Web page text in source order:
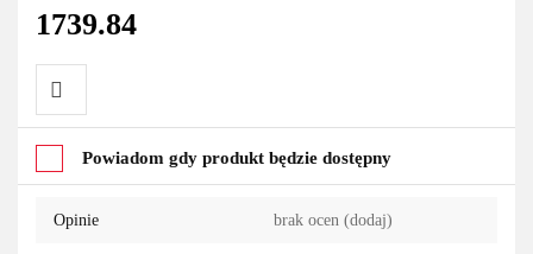
1739.84
Do
Powiadom gdy produkt będzie dostępny
Opinie brak ocen (dodaj)